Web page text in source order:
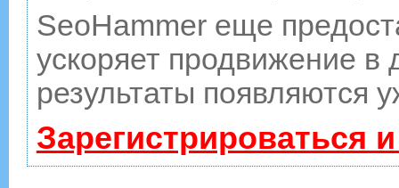
SeoHammer еще
ускоряет продвижение в
результаты появляются
Зарегистрироваться